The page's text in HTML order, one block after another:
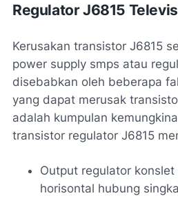
Regulator J6815
Kerusakan transistor J6815
power supply smps atau
disebabkan oleh beberapa
yang dapat merusak
adalah kumpulan
transistor regulator J6815
Output regulator
horisontal hubung